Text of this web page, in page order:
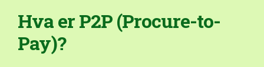
Hva er P2P (Procure-to-
Pay)?